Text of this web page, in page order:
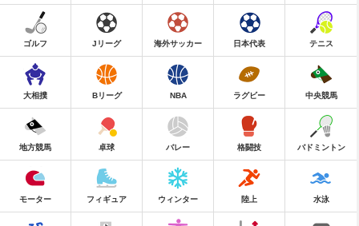
ゴルフ Jリーグ 海外サッカー 日本代表 テニス
大相撲 Bリーグ NBA ラグビー 中央競馬
地方競馬 卓球 バレー 格闘技 バドミントン
モーター フィギュア ウィンター 陸上 水泳